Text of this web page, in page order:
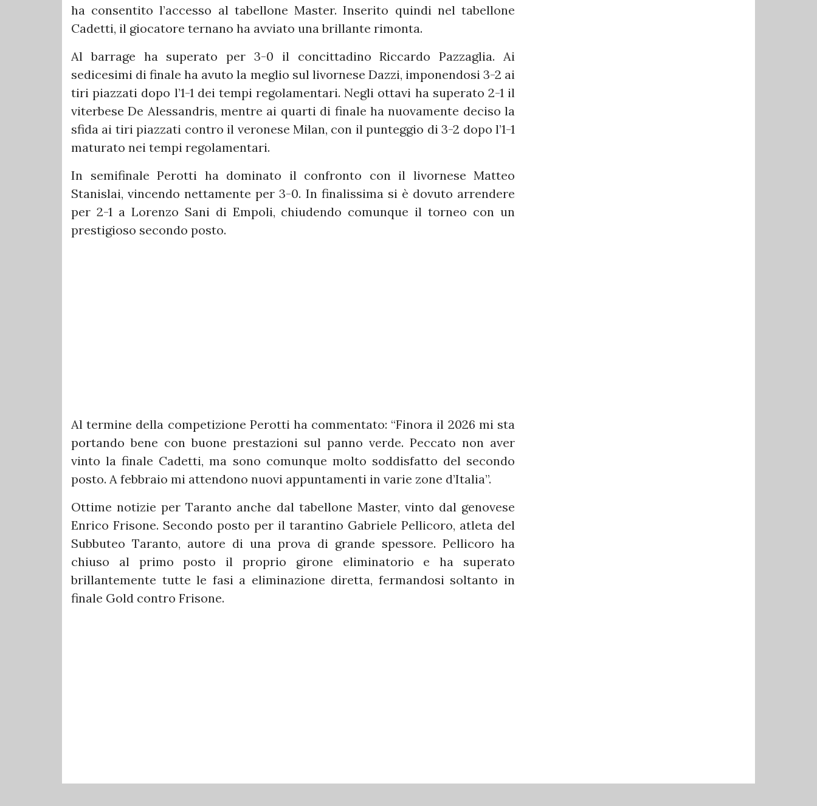
ha consentito l’accesso al tabellone Master. Inserito quindi nel tabellone
Cadetti, il giocatore ternano ha avviato una brillante rimonta.
Al barrage ha superato per 3-0 il concittadino Riccardo Pazzaglia. Ai
sedicesimi di finale ha avuto la meglio sul livornese Dazzi, imponendosi 3-2 ai
tiri piazzati dopo l’1-1 dei tempi regolamentari. Negli ottavi ha superato 2-1 il
viterbese De Alessandris, mentre ai quarti di finale ha nuovamente deciso la
sfida ai tiri piazzati contro il veronese Milan, con il punteggio di 3-2 dopo l’1-1
maturato nei tempi regolamentari.
In semifinale Perotti ha dominato il confronto con il livornese Matteo
Stanislai, vincendo nettamente per 3-0. In finalissima si è dovuto arrendere
per 2-1 a Lorenzo Sani di Empoli, chiudendo comunque il torneo con un
prestigioso secondo posto.
Al termine della competizione Perotti ha commentato: “Finora il 2026 mi sta
portando bene con buone prestazioni sul panno verde. Peccato non aver
vinto la finale Cadetti, ma sono comunque molto soddisfatto del secondo
posto. A febbraio mi attendono nuovi appuntamenti in varie zone d’Italia”.
Ottime notizie per Taranto anche dal tabellone Master, vinto dal genovese
Enrico Frisone. Secondo posto per il tarantino Gabriele Pellicoro, atleta del
Subbuteo Taranto, autore di una prova di grande spessore. Pellicoro ha
chiuso al primo posto il proprio girone eliminatorio e ha superato
brillantemente tutte le fasi a eliminazione diretta, fermandosi soltanto in
finale Gold contro Frisone.